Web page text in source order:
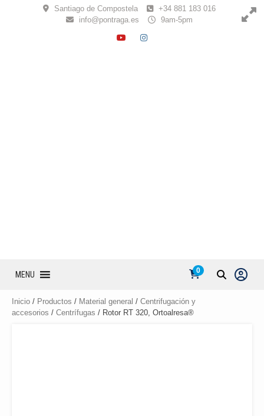
Santiago de Compostela
+34 881 183 016
info@pontraga.es
9am-5pm
YOUTUBE
INSTAGRAM
MENU 0
Inicio / Productos / Material general / Centrifugación y
accesorios / Centrífugas / Rotor RT 320, Ortoalresa®